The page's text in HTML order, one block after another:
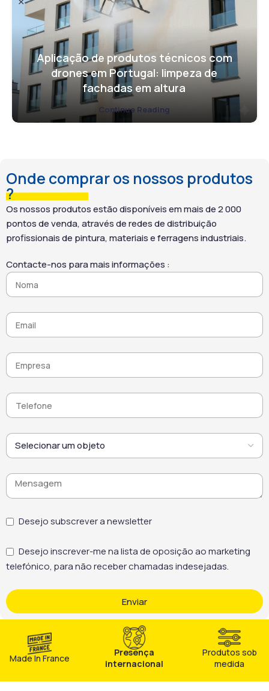
torna-se rápida e eficaz.
Além disso, atua sobre
gordura, resíduos de
combustível, marcas
pretas, pó e insetos.
Contudo, não agride
guarnições, cromados,
jantes de alumínio nem
vedantes. Por fim, deixa os
veículos limpos e
mais tempo. Assim,
garante viaturas limpas e
brilhantes a cada lavagem.
Além disso, respeita os
acabamentos delicados,
como baguetes,
cromados, frisos de
alumínio e juntas. Contudo,
nunca deve secar sobre a
carroçaria. Por fim,
Aplicação de produtos técnicos com
drones em Portugal: limpeza de
fachadas em altura
Continue Reading
Onde comprar os nossos produtos
?
Os nossos produtos estão disponíveis em mais de 2 000
pontos de venda, através de redes de distribuição
profissionais de pintura, materiais e ferragens industriais.
Contacte-nos para mais informações :
Desejo subscrever a newsletter
Desejo inscrever-me na lista de oposição ao marketing
telefónico, para não receber chamadas indesejadas.
Enviar
Made In France
Presença
internacional
Produtos sob
medida